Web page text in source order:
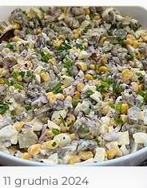
11 grudnia 2024